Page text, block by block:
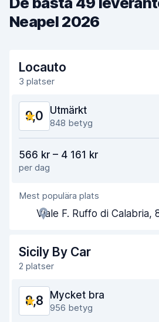
Neapel 2026
Locauto
3 platser
9,0 Utmärkt
848 betyg
Lätt att hitta
Kvalitet på kundservice
Tid spenderad på avhämtning av
Tid spenderad på återlämning av
Bilens renlighet
Bilens övergripande skick
566 kr – 4 161 kr
per dag
Mest populära plats
Viale F. Ruffo di Calabria,
Sicily By Car
2 platser
8,8 Mycket bra
956 betyg